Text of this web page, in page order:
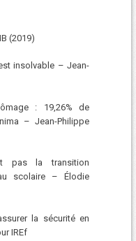
(2019)
insolvable – Jean-
: 19,26% de
– Jean-Philippe
pas la transition
scolaire – Élodie
la sécurité en
IREf